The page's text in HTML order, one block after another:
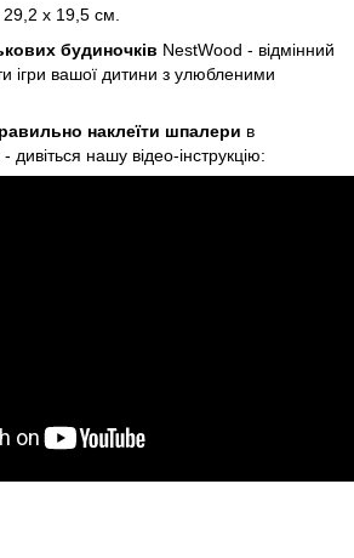
х 19,5 см.
будиночків NestWood - відмінний
ігри вашої дитини з улюбленими
наклеїти шпалери в
дивіться нашу відео-інструкцію: